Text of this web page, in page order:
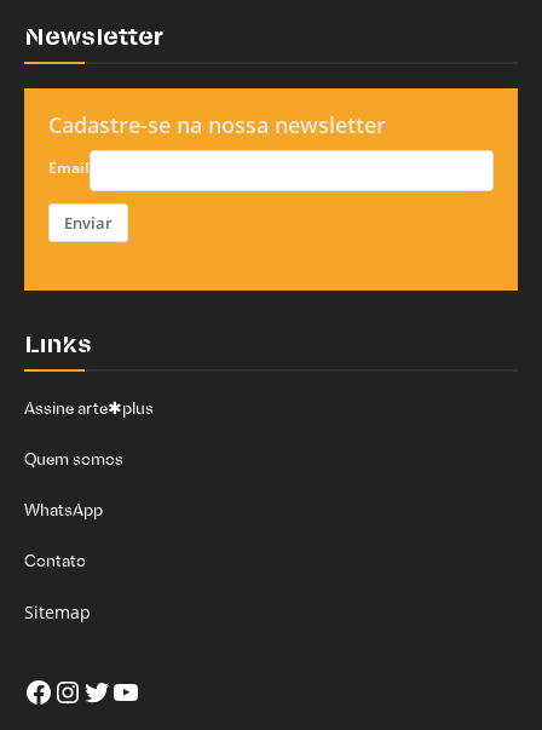
Newsletter
Cadastre-se na nossa newsletter
Email
Enviar
Links
Assine arte✱plus
Quem somos
WhatsApp
Contato
Sitemap
Facebook
Instagram
Twitter
Youtube